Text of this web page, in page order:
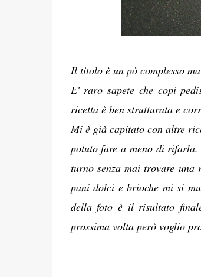
Il titolo è un pò complesso
E' raro sapete che copi
ricetta è ben strutturata e
Mi è già capitato con altre
potuto fare a meno di rifarla.
turno senza mai trovare una
pani dolci e brioche mi si
della foto è il risultato
prossima volta però voglio